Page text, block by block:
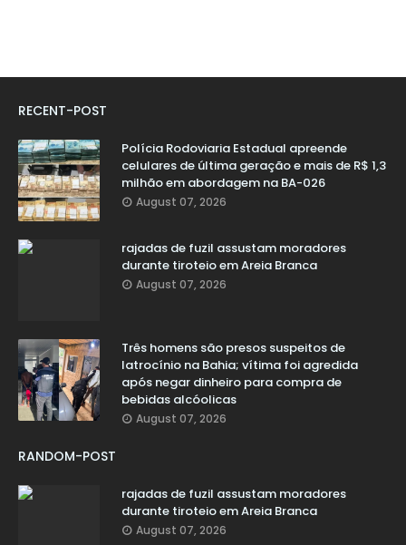
RECENT-POST
Polícia Rodoviaria Estadual apreende
celulares de última geração e mais de R$ 1,3
milhão em abordagem na BA-026
August 07, 2026
rajadas de fuzil assustam moradores
durante tiroteio em Areia Branca
August 07, 2026
Três homens são presos suspeitos de
latrocínio na Bahia; vítima foi agredida
após negar dinheiro para compra de
bebidas alcóolicas
August 07, 2026
RANDOM-POST
rajadas de fuzil assustam moradores
durante tiroteio em Areia Branca
August 07, 2026